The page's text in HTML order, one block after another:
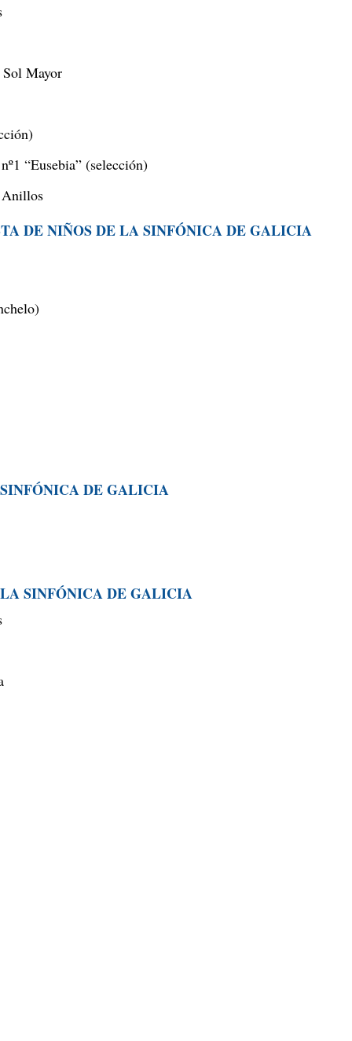
Mayor
“Eusebia” (selección)
Anillos
DE NIÑOS DE LA SINFÓNICA DE GALICIA
DE GALICIA
LA SINFÓNICA DE GALICIA